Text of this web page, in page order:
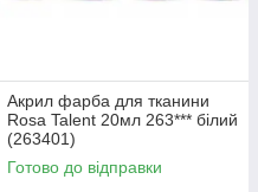
Акрил фарба для тканини
Rosa Talent 20мл 263*** білий
(263401)
Готово до відправки